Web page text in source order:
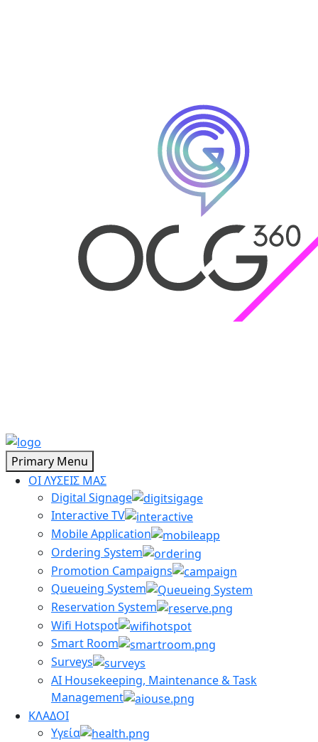
Primary Menu
ΟΙ ΛΥΣΕΙΣ ΜΑΣ
Digital Signage
Interactive TV
Mobile Application
Ordering System
Promotion Campaigns
Queueing System
Reservation System
Wifi Hotspot
Smart Room
Surveys
AI Housekeeping, Maintenance & Task
Management
ΚΛΑΔΟΙ
Υγεία